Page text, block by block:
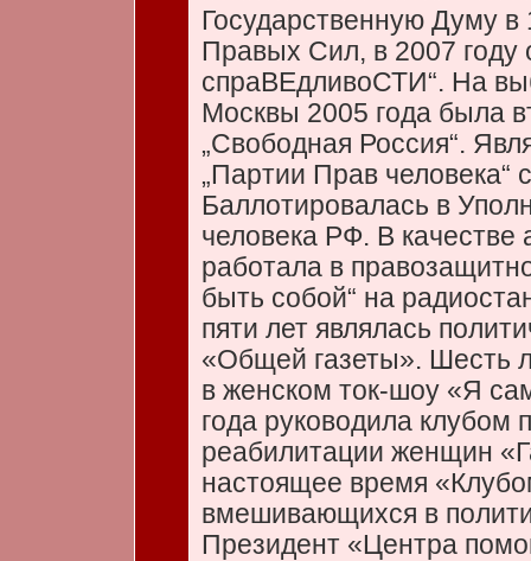
Государственную Думу
Правых Сил, в 2007
спраВЕдливоСТИ“. На
Москвы 2005 года была
„Свободная Россия“.
„Партии Прав человека“
Баллотировалась в
человека РФ. В качестве
работала в
быть собой“ на
пяти лет являлась
«Общей газеты». Шесть
в женском ток-шоу «Я
года руководила клубом
реабилитации женщин
настоящее время
вмешивающихся в
Президент «Центра